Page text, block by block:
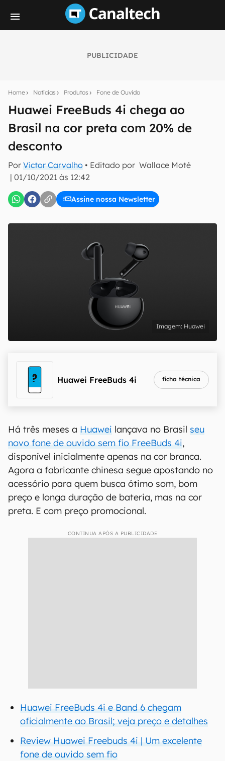
PUBLICIDADE
Home Notícias Produtos Fone de Ouvido
Huawei FreeBuds 4i chega ao
Brasil na cor preta com 20% de
desconto
Por Victor Carvalho • Editado por Wallace Moté
| 01/10/2021 às 12:42
Assine nossa Newsletter
notícias e reviews sobre tecnologia em primeira
E-mail
inscreva-se
Confirmo que li, aceito e concordo com os Termos de
Uso e Política de Privacidade do Canaltech.
Huawei
Huawei FreeBuds 4i ficha técnica
Há três meses a Huawei lançava no Brasil seu
novo fone de ouvido sem fio FreeBuds 4i,
disponível inicialmente apenas na cor branca.
Agora a fabricante chinesa segue apostando no
acessório para quem busca ótimo som, bom
preço e longa duração de bateria, mas na cor
preta. E com preço promocional.
CONTINUA APÓS A PUBLICIDADE
Huawei FreeBuds 4i e Band 6 chegam
oficialmente ao Brasil; veja preço e detalhes
Review Huawei Freebuds 4i | Um excelente
fone de ouvido sem fio